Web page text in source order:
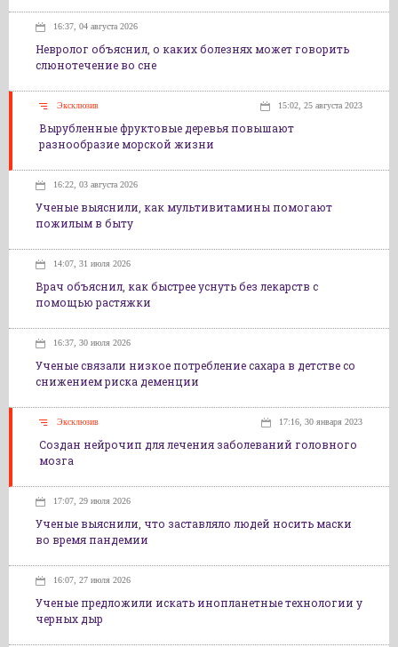
16:37, 04 августа 2026
Невролог объяснил, о каких болезнях может говорить
слюнотечение во сне
Эксклюзив 15:02, 25 августа 2023
Вырубленные фруктовые деревья повышают
разнообразие морской жизни
16:22, 03 августа 2026
Ученые выяснили, как мультивитамины помогают
пожилым в быту
14:07, 31 июля 2026
Врач объяснил, как быстрее уснуть без лекарств с
помощью растяжки
16:37, 30 июля 2026
Ученые связали низкое потребление сахара в детстве со
снижением риска деменции
Эксклюзив 17:16, 30 января 2023
Создан нейрочип для лечения заболеваний головного
мозга
17:07, 29 июля 2026
Ученые выяснили, что заставляло людей носить маски
во время пандемии
16:07, 27 июля 2026
Ученые предложили искать инопланетные технологии у
черных дыр